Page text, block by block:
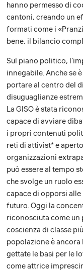
hanno permesso di
cantoni, creando un
formati come i
bene, il bilancio
Sul piano politico,
innegabile. Anche se
portare al centro del
disuguaglianze
La GISO è stata
capace di avviare
i propri contenuti
reti di attivist* e
organizzazioni
può essere al tempo
che svolge un ruolo
capace di opporsi
futuro. Oggi la
riconosciuta come un
coscienza di classe
popolazione è ancora
gettate le basi per le
come attrice